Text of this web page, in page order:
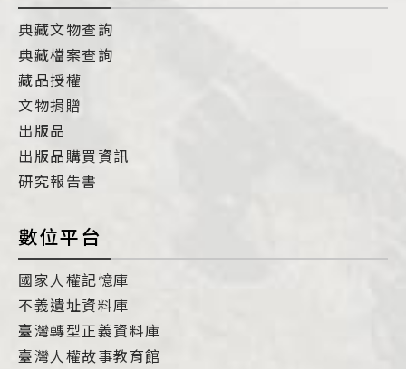
典藏文物查詢
典藏檔案查詢
藏品授權
文物捐贈
出版品
出版品購買資訊
研究報告書
數位平台
國家人權記憶庫
不義遺址資料庫
臺灣轉型正義資料庫
臺灣人權故事教育館